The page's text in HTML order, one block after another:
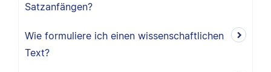
Satzanfängen?
Wie formuliere ich einen wissenschaftlichen
Text?